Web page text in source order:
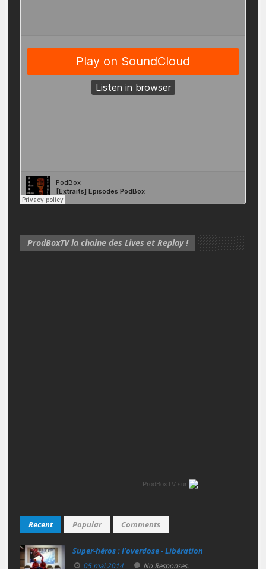
ProdBoxTV la chaine des Lives et Replay !
ProdBoxTV sur
Recent Popular Comments
Super‑héros : l’overdose - Libération
05 mai 2014 No Responses.